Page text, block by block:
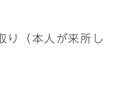
り（本人が来所し